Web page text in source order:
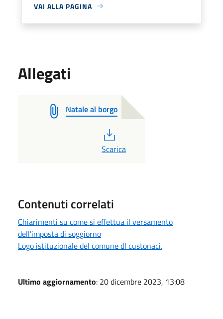
VAI ALLA PAGINA
Allegati
Natale al borgo
PDF
Scarica
Contenuti correlati
Chiarimenti su come si effettua il versamento
dell'imposta di soggiorno
Logo istituzionale del comune dl custonaci.
Ultimo aggiornamento: 20 dicembre 2023, 13:08